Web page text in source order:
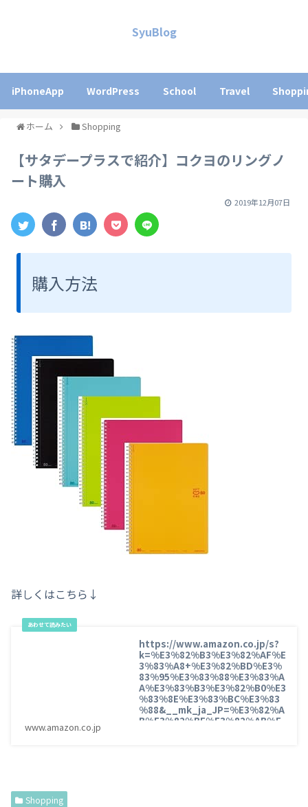
SyuBlog
iPhoneApp WordPress School Travel
ホーム Shopping
【サタデープラスで紹介】コクヨのリングノ
ート購入
2019年12月07日
購入方法
詳しくはこちら↓
https://www.amazon.co.jp/s?
k=%E3%82%B3%E3%82%AF%E
3%83%A8+%E3%82%BD%E3%
83%95%E3%83%88%E3%83%A
A%E3%83%B3%E3%82%B0%E3
%83%8E%E3%83%BC%E3%83
%88&__mk_ja_JP=%E3%82%A
B%E3%82%BF%E3%82%AB%E
www.amazon.co.jp
Shopping